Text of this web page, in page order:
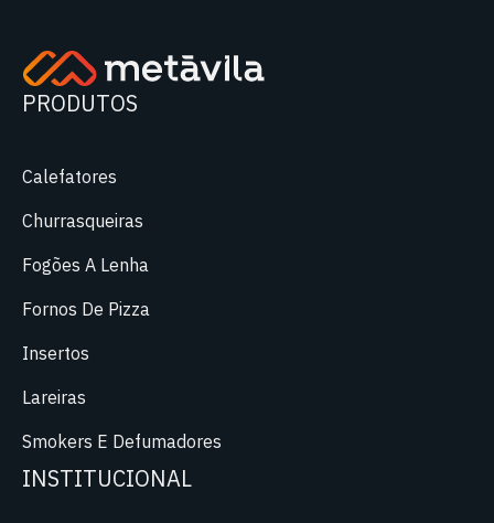
PRODUTOS
Calefatores
Churrasqueiras
Fogões A Lenha
Fornos De Pizza
Insertos
Lareiras
Smokers E Defumadores
INSTITUCIONAL